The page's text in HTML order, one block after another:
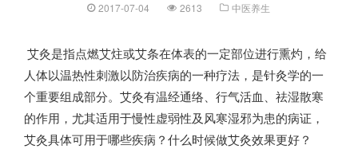
2017-07-04 2613 中医养生
艾灸是指点燃艾炷或艾条在体表的一定部位进行熏灼，给
人体以温热性刺激以防治疾病的一种疗法，是针灸学的一
个重要组成部分。艾灸有温经通络、行气活血、祛湿散寒
的作用，尤其适用于慢性虚弱性及风寒湿邪为患的病证，
艾灸具体可用于哪些疾病？什么时候做艾灸效果更好？